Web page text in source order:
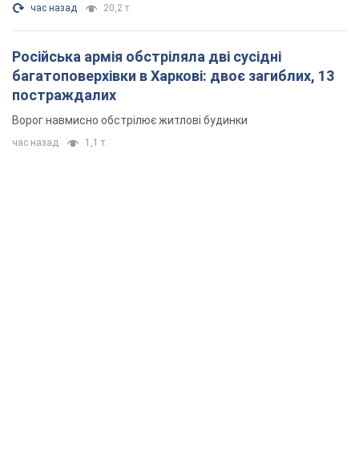
час назад 20,2 т.
Російська армія обстріляла дві сусідні
багатоповерхівки в Харкові: двоє загиблих, 13
постраждалих
Ворог навмисно обстрілює житлові будинки
час назад 1,1 т.